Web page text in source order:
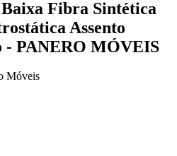
Fibra Sintética
Assento
- PANERO MÓVEIS
Móveis